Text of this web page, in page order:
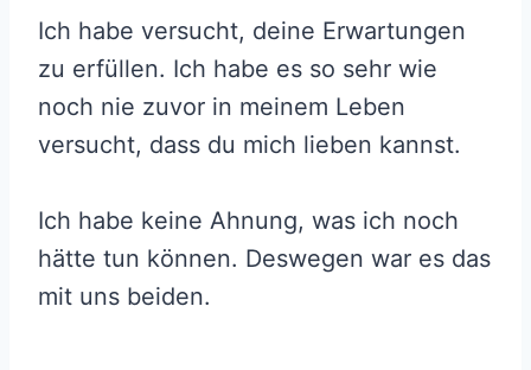
Ich habe versucht, deine Erwartungen
zu erfüllen. Ich habe es so sehr wie
noch nie zuvor in meinem Leben
versucht, dass du mich lieben kannst.
Ich habe keine Ahnung, was ich noch
hätte tun können. Deswegen war es das
mit uns beiden.